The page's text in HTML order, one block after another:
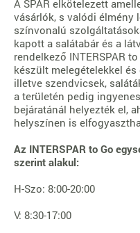
A SPAR elkötelezett
vásárlók, s valódi élmény
színvonalú
kapott a salátabár és a
rendelkező INTERSPAR
készült melegételekkel
illetve szendvicsek,
a területén pedig
bejáratánál helyezték el,
helyszínen is
Az INTERSPAR to Go
szerint alakul:
H-Szo: 8:00-20:00
V: 8:30-17:00